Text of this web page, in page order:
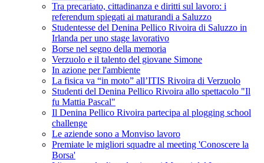
Tra precariato, cittadinanza e diritti sul lavoro: i
referendum spiegati ai maturandi a Saluzzo
Studentesse del Denina Pellico Rivoira di Saluzzo in
Irlanda per uno stage lavorativo
Borse nel segno della memoria
Verzuolo e il talento del giovane Simone
In azione per l'ambiente
La fisica va “in moto” all’ITIS Rivoira di Verzuolo
Studenti del Denina Pellico Rivoira allo spettacolo "Il
fu Mattia Pascal"
Il Denina Pellico Rivoira partecipa al plogging school
challenge
Le aziende sono a Monviso lavoro
Premiate le migliori squadre al meeting 'Conoscere la
Borsa'